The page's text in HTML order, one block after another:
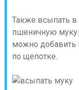
Также всыпать
пшеничную
можно добавить
по щепотке.